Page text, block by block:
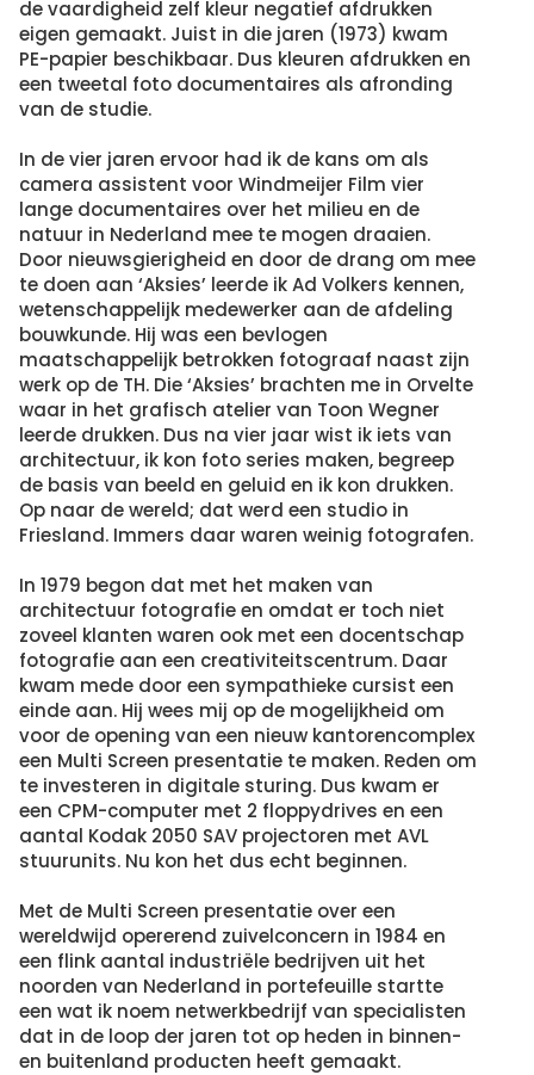
de vaardigheid zelf kleur negatief afdrukken
eigen gemaakt. Juist in die jaren (1973) kwam
PE-papier beschikbaar. Dus kleuren afdrukken en
een tweetal foto documentaires als afronding
van de studie.
In de vier jaren ervoor had ik de kans om als
camera assistent voor Windmeijer Film vier
lange documentaires over het milieu en de
natuur in Nederland mee te mogen draaien.
Door nieuwsgierigheid en door de drang om mee
te doen aan ‘Aksies’ leerde ik Ad Volkers kennen,
wetenschappelijk medewerker aan de afdeling
bouwkunde. Hij was een bevlogen
maatschappelijk betrokken fotograaf naast zijn
werk op de TH. Die ‘Aksies’ brachten me in Orvelte
waar in het grafisch atelier van Toon Wegner
leerde drukken. Dus na vier jaar wist ik iets van
architectuur, ik kon foto series maken, begreep
de basis van beeld en geluid en ik kon drukken.
Op naar de wereld; dat werd een studio in
Friesland. Immers daar waren weinig fotografen.
In 1979 begon dat met het maken van
architectuur fotografie en omdat er toch niet
zoveel klanten waren ook met een docentschap
fotografie aan een creativiteitscentrum. Daar
kwam mede door een sympathieke cursist een
einde aan. Hij wees mij op de mogelijkheid om
voor de opening van een nieuw kantorencomplex
een Multi Screen presentatie te maken. Reden om
te investeren in digitale sturing. Dus kwam er
een CPM-computer met 2 floppydrives en een
aantal Kodak 2050 SAV projectoren met AVL
stuurunits. Nu kon het dus echt beginnen.
Met de Multi Screen presentatie over een
wereldwijd opererend zuivelconcern in 1984 en
een flink aantal industriële bedrijven uit het
noorden van Nederland in portefeuille startte
een wat ik noem netwerkbedrijf van specialisten
dat in de loop der jaren tot op heden in binnen-
en buitenland producten heeft gemaakt.